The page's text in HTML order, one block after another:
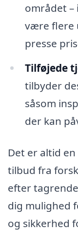
området –
være flere
presse
Tilføjede
tilbyder
såsom
der kan
Det er altid
tilbud fra
efter
dig mulighed
og sikkerhed